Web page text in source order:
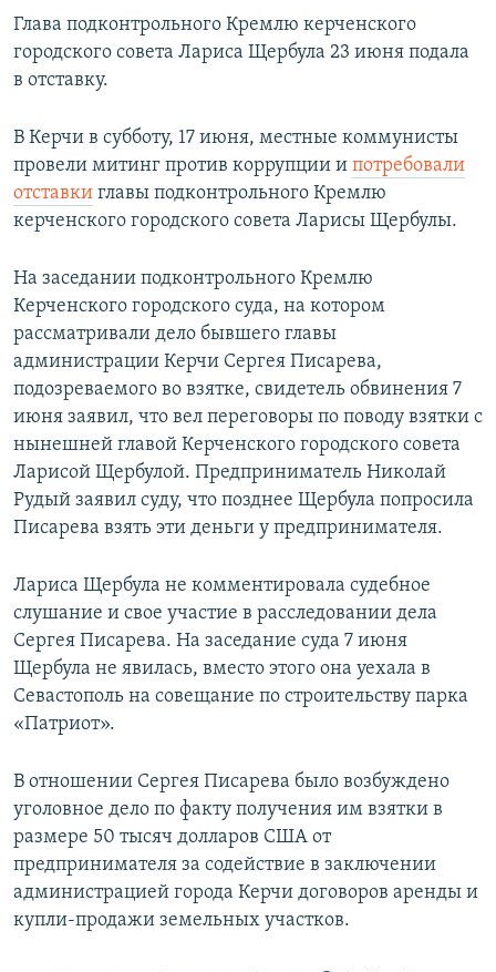
Глава подконтрольного Кремлю керченского
городского совета Лариса Щербула 23 июня подала
в отставку.
В Керчи в субботу, 17 июня, местные коммунисты
провели митинг против коррупции и потребовали
отставки главы подконтрольного Кремлю
керченского городского совета Ларисы Щербулы.
На заседании подконтрольного Кремлю
Керченского городского суда, на котором
рассматривали дело бывшего главы
администрации Керчи Сергея Писарева,
подозреваемого во взятке, свидетель обвинения 7
июня заявил, что вел переговоры по поводу взятки с
нынешней главой Керченского городского совета
Ларисой Щербулой. Предприниматель Николай
Рудый заявил суду, что позднее Щербула попросила
Писарева взять эти деньги у предпринимателя.
Лариса Щербула не комментировала судебное
слушание и свое участие в расследовании дела
Сергея Писарева. На заседание суда 7 июня
Щербула не явилась, вместо этого она уехала в
Севастополь на совещание по строительству парка
«Патриот».
В отношении Сергея Писарева было возбуждено
уголовное дело по факту получения им взятки в
размере 50 тысяч долларов США от
предпринимателя за содействие в заключении
администрацией города Керчи договоров аренды и
купли-продажи земельных участков.